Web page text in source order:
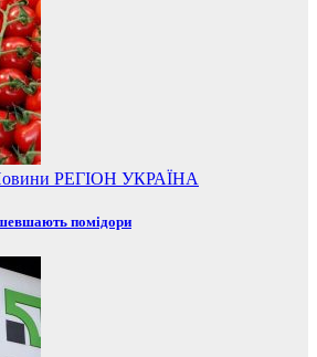
РЕГІОН УКРАЇНА
помідори